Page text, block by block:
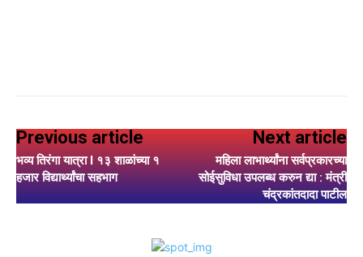
Previous article
भव्य तिरंगा यात्रा l १३ शाळांच्या १
हजार विद्यार्थ्यांचा सहभाग
Next article
महिला लाभार्थ्यांना सर्वप्रकारच्या
सोईसुविधा उपलब्ध करुन द्या : मंत्री
चंद्रकांतदादा पाटील